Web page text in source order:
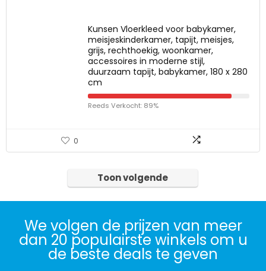
Kunsen Vloerkleed voor babykamer,
meisjeskinderkamer, tapijt, meisjes,
grijs, rechthoekig, woonkamer,
accessoires in moderne stijl,
duurzaam tapijt, babykamer, 180 x 280
cm
Reeds Verkocht: 89%
0
Toon volgende
We volgen de prijzen van meer
dan 20 populairste winkels om u
de beste deals te geven